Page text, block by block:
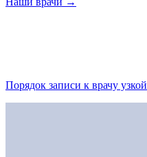
Порядок записи к врачу узкой